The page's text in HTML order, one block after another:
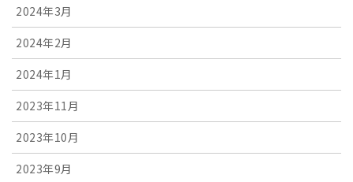
2024年3月
2024年2月
2024年1月
2023年11月
2023年10月
2023年9月